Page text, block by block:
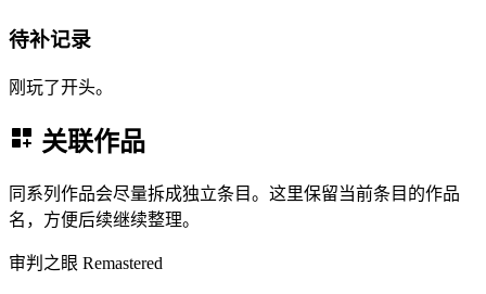
待补记录
刚玩了开头。
关联作品
同系列作品会尽量拆成独立条目。这里保留当前条目的作品
名，方便后续继续整理。
审判之眼 Remastered